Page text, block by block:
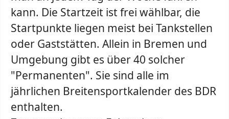
kann. Die Startzeit ist frei wählbar, die
Startpunkte liegen meist bei Tankstellen
oder Gaststätten. Allein in Bremen und
Umgebung gibt es über 40 solcher
"Permanenten". Sie sind alle im
jährlichen Breitensportkalender des BDR
enthalten.